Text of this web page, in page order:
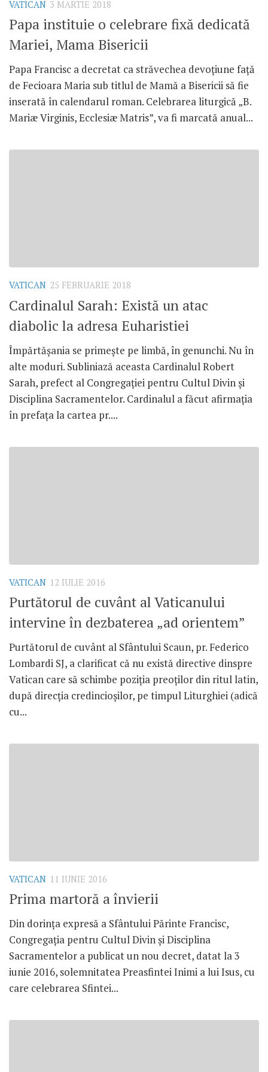
VATICAN 3 MARTIE 2018
Papa instituie o celebrare fixă dedicată
Mariei, Mama Bisericii
Papa Francisc a decretat ca străvechea devoțiune față
de Fecioara Maria sub titlul de Mamă a Bisericii să fie
inserată în calendarul roman. Celebrarea liturgică „B.
Mariæ Virginis, Ecclesiæ Matris”, va fi marcată anual...
VATICAN 25 FEBRUARIE 2018
Cardinalul Sarah: Există un atac
diabolic la adresa Euharistiei
Împărtășania se primește pe limbă, în genunchi. Nu în
alte moduri. Subliniază aceasta Cardinalul Robert
Sarah, prefect al Congregației pentru Cultul Divin și
Disciplina Sacramentelor. Cardinalul a făcut afirmația
în prefața la cartea pr....
VATICAN 12 IULIE 2016
Purtătorul de cuvânt al Vaticanului
intervine în dezbaterea „ad orientem”
Purtătorul de cuvânt al Sfântului Scaun, pr. Federico
Lombardi SJ, a clarificat că nu există directive dinspre
Vatican care să schimbe poziția preoților din ritul latin,
după direcția credincioșilor, pe timpul Liturghiei (adică
cu...
VATICAN 11 IUNIE 2016
Prima martoră a învierii
Din dorința expresă a Sfântului Părinte Francisc,
Congregația pentru Cultul Divin și Disciplina
Sacramentelor a publicat un nou decret, datat la 3
iunie 2016, solemnitatea Preasfintei Inimi a lui Isus, cu
care celebrarea Sfintei...